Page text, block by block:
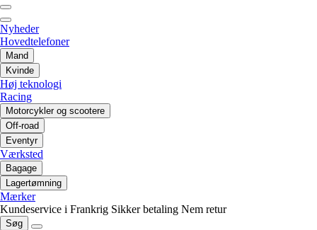
Nyheder
Hovedtelefoner
Mand
Kvinde
Høj teknologi
Racing
Motorcykler og scootere
Off-road
Eventyr
Værksted
Bagage
Lagertømning
Mærker
Kundeservice i Frankrig Sikker betaling Nem retur
Søg